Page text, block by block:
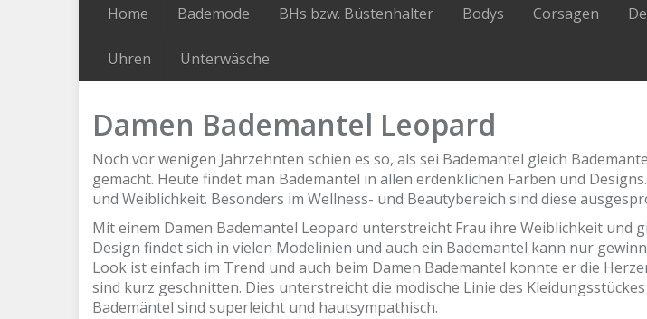
Home Bademode BHs bzw. Büstenhalter Bodys Corsagen
Uhren Unterwäsche
Damen Bademantel Leopard
Noch vor wenigen Jahrzehnten schien es so, als sei Bademantel gleich
gemacht. Heute findet man Bademäntel in allen erdenklichen Farben und
und Weiblichkeit. Besonders im Wellness- und Beautybereich sind diese
Mit einem Damen Bademantel Leopard unterstreicht Frau ihre Weiblichkeit und
Design findet sich in vielen Modelinien und auch ein Bademantel kann nur
Look ist einfach im Trend und auch beim Damen Bademantel konnte er die
sind kurz geschnitten. Dies unterstreicht die modische Linie des
Bademäntel sind superleicht und hautsympathisch.